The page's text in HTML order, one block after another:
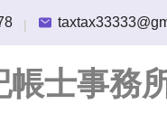
|
帳士事務